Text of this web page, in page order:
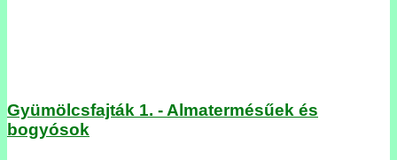
Gyümölcsfajták 1. - Almatermésűek és
bogyósok